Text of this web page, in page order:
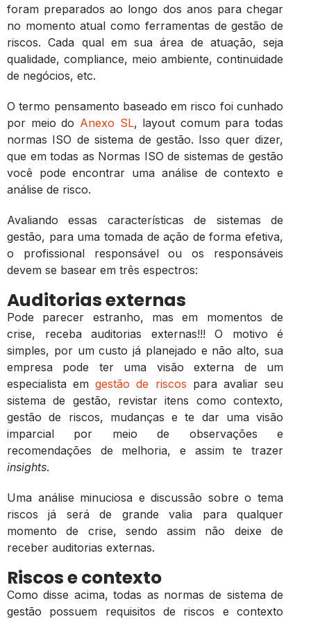
foram preparados ao longo dos anos para chegar
no momento atual como ferramentas de gestão de
riscos. Cada qual em sua área de atuação, seja
qualidade, compliance, meio ambiente, continuidade
de negócios, etc.
O termo pensamento baseado em risco foi cunhado
por meio do Anexo SL, layout comum para todas
normas ISO de sistema de gestão. Isso quer dizer,
que em todas as Normas ISO de sistemas de gestão
você pode encontrar uma análise de contexto e
análise de risco.
Avaliando essas características de sistemas de
gestão, para uma tomada de ação de forma efetiva,
o profissional responsável ou os responsáveis
devem se basear em três espectros:
Auditorias externas
Pode parecer estranho, mas em momentos de
crise, receba auditorias externas!!! O motivo é
simples, por um custo já planejado e não alto, sua
empresa pode ter uma visão externa de um
especialista emgestão de riscos para avaliar seu
sistema de gestão, revistar itens como contexto,
gestão de riscos, mudanças e te dar uma visão
imparcial por meio de observações e
recomendações de melhoria, e assim te trazer
insights.
Uma análise minuciosa e discussão sobre o tema
riscos já será de grande valia para qualquer
momento de crise, sendo assim não deixe de
receber auditorias externas.
Riscos e contexto
Como disse acima, todas as normas de sistema de
gestão possuem requisitos de riscos e contexto